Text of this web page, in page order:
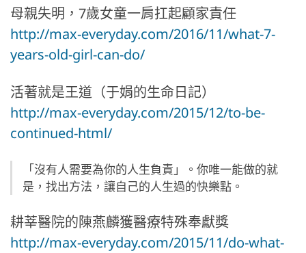
母親失明，7歲女童一肩扛起顧家責任
http://max-everyday.com/2016/11/what-7-
years-old-girl-can-do/
活著就是王道（于娟的生命日記）
http://max-everyday.com/2015/12/to-be-
continued-html/
「沒有人需要為你的人生負責」。你唯一能做的就
是，找出方法，讓自己的人生過的快樂點。
耕莘醫院的陳燕麟獲醫療特殊奉獻獎
http://max-everyday.com/2015/11/do-what-